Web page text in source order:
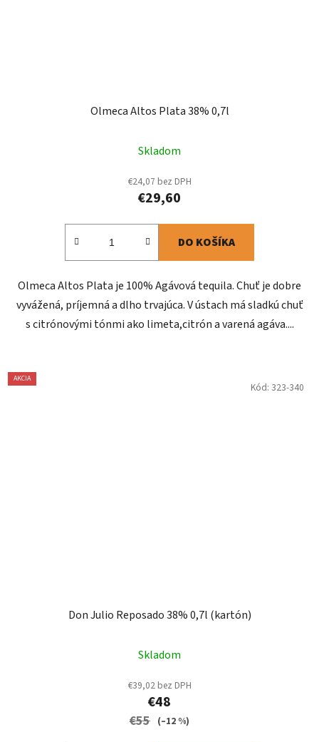
Olmeca Altos Plata 38% 0,7l
Skladom
€24,07 bez DPH
€29,60
DO KOŠÍKA
Olmeca Altos Plata je 100% Agávová tequila. Chuť je dobre
vyvážená, príjemná a dlho trvajúca. V ústach má sladkú chuť
s citrónovými tónmi ako limeta,citrón a varená agáva....
AKCIA
Don Julio Reposado 38% 0,7l (kartón)
Skladom
€39,02 bez DPH
€48
€55 (–12 %)
Kód: 323-340